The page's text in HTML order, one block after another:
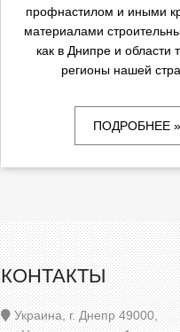
профнастилом и иными
материалами
как в Днипре и области
регионы нашей
ПОДРОБНЕЕ »
КОНТАКТЫ
Украина, г. Днепр 49000,